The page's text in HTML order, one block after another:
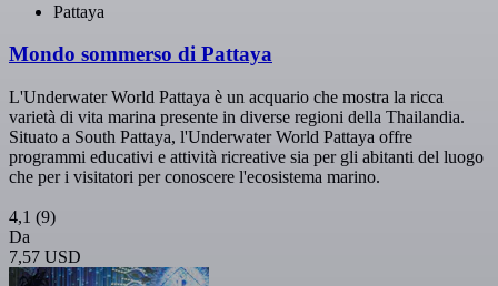
Pattaya
Mondo sommerso di Pattaya
L'Underwater World Pattaya è un acquario che mostra la ricca
varietà di vita marina presente in diverse regioni della Thailandia.
Situato a South Pattaya, l'Underwater World Pattaya offre
programmi educativi e attività ricreative sia per gli abitanti del luogo
che per i visitatori per conoscere l'ecosistema marino.
4,1 (9)
Da
7,57 USD